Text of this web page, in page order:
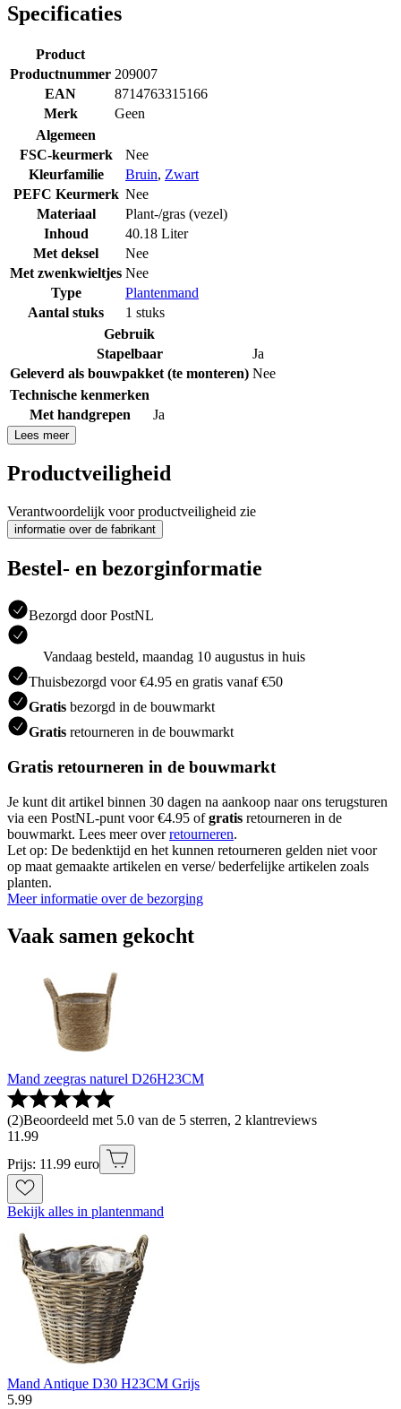
Specificaties
Product
Productnummer 209007
EAN
8714763315166
Merk
Geen
Algemeen
FSC-keurmerk
Nee
Kleurfamilie
Bruin, Zwart
PEFC Keurmerk Nee
Materiaal
Plant-/gras (vezel)
Inhoud
40.18 Liter
Met deksel
Nee
Met zwenkwieltjes Nee
Type
Plantenmand
Aantal stuks
1 stuks
Gebruik
Stapelbaar
Ja
Geleverd als bouwpakket (te monteren) Nee
Technische kenmerken
Met handgrepen
Ja
Lees meer
Productveiligheid
Verantwoordelijk voor productveiligheid zie
informatie over de fabrikant
Bestel- en bezorginformatie
Bezorgd door PostNL
Vandaag besteld, maandag 10 augustus in huis
Thuisbezorgd voor €4.95 en gratis vanaf €50
Gratis bezorgd in de bouwmarkt
Gratis retourneren in de bouwmarkt
Gratis retourneren in de bouwmarkt
Je kunt dit artikel binnen 30 dagen na aankoop naar ons terugsturen
via een PostNL-punt voor €4.95 ofgratis retourneren in de
bouwmarkt. Lees meer overretourneren.
Let op: De bedenktijd en het kunnen retourneren gelden niet voor
op maat gemaakte artikelen en verse/ bederfelijke artikelen zoals
planten.
Meer informatie over de bezorging
Vaak samen gekocht
Mand zeegras naturel D26H23CM
(2)Beoordeeld met 5.0 van de 5 sterren, 2 klantreviews
11 .99
Prijs: 11.99 euro
Bekijk alles in plantenmand
Mand Antique D30 H23CM Grijs
5.99